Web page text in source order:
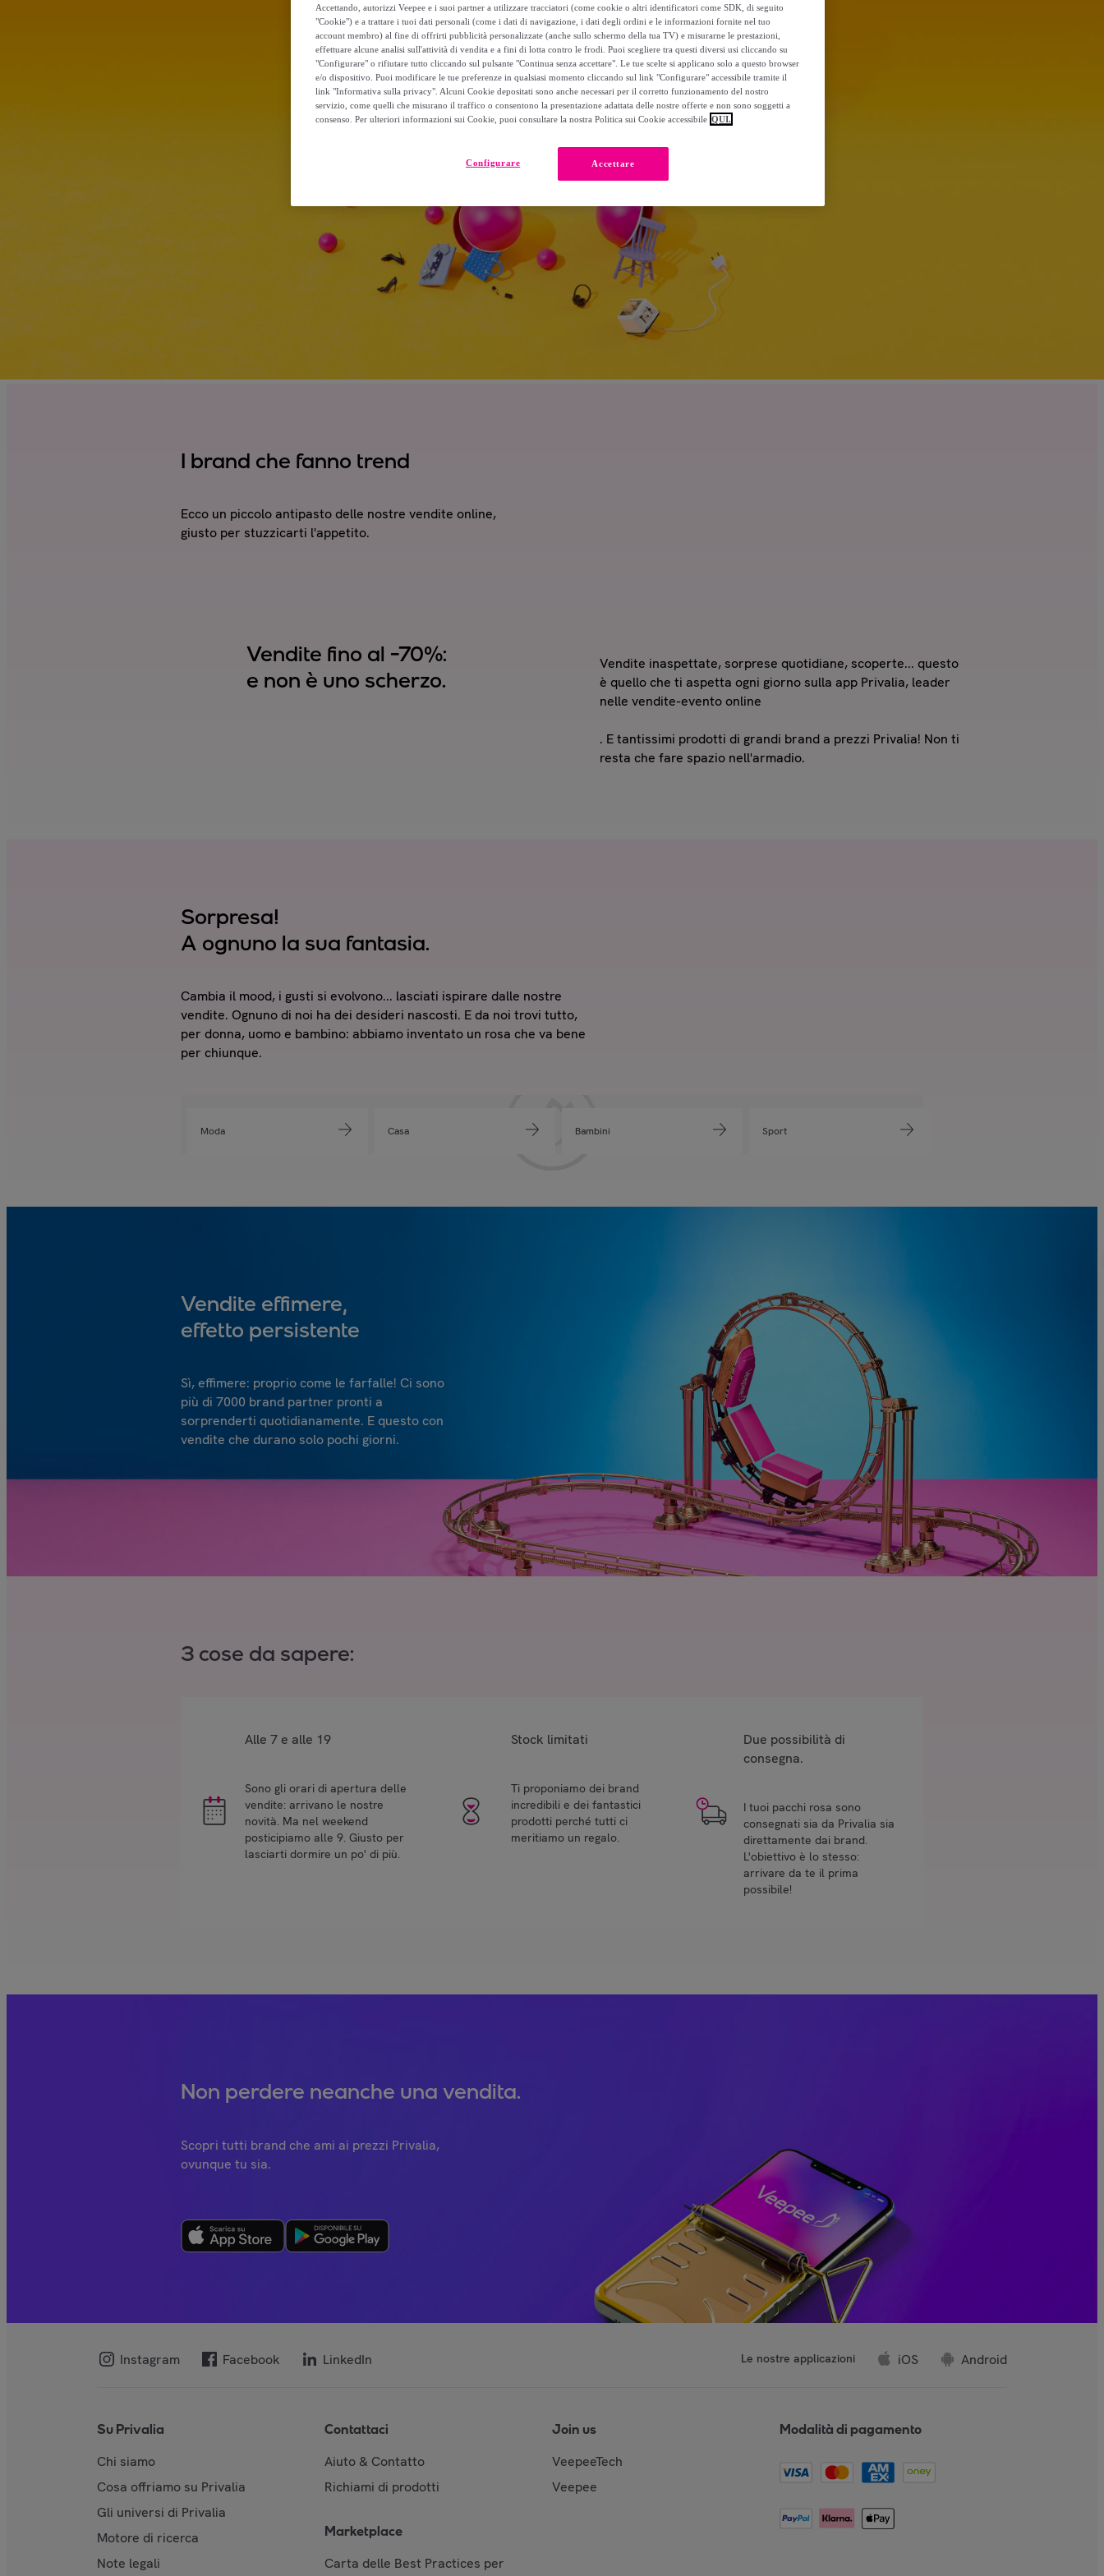
I brand che fanno trend
Ecco un piccolo antipasto delle nostre vendite online,
giusto per stuzzicarti l'appetito.
Vendite fino al -70%:
e non è uno scherzo.
Vendite inaspettate, sorprese quotidiane, scoperte... questo
è quello che ti aspetta ogni giorno sulla app Privalia, leader
nelle vendite-evento online
. E tantissimi prodotti di grandi brand a prezzi Privalia! Non ti
resta che fare spazio nell'armadio.
Sorpresa!
A ognuno la sua fantasia.
Cambia il mood, i gusti si evolvono... lasciati ispirare dalle nostre
vendite. Ognuno di noi ha dei desideri nascosti. E da noi trovi tutto,
per donna, uomo e bambino: abbiamo inventato un rosa che va bene
per chiunque.
Moda Casa Bambini Sport
Vendite effimere,
effetto persistente
Sì, effimere: proprio come le farfalle! Ci sono
più di 7000 brand partner pronti a
sorprenderti quotidianamente. E questo con
vendite che durano solo pochi giorni.
3 cose da sapere:
Alle 7 e alle 19
Sono gli orari di apertura delle
vendite: arrivano le nostre
novità. Ma nel weekend
posticipiamo alle 9. Giusto per
lasciarti dormire un po' di più.
Stock limitati
Ti proponiamo dei brand
incredibili e dei fantastici
prodotti perché tutti ci
meritiamo un regalo.
Due possibilità di
consegna.
I tuoi pacchi rosa sono
consegnati sia da Privalia sia
direttamente dai brand.
L'obiettivo è lo stesso:
arrivare da te il prima
possibile!
Non perdere neanche una vendita.
Scopri tutti brand che ami ai prezzi Privalia,
ovunque tu sia.
Instagram Facebook LinkedIn Le nostre applicazioni iOS Android
Su Privalia
Chi siamo
Cosa offriamo su Privalia
Gli universi di Privalia
Motore di ricerca
Note legali
Contattaci
Aiuto & Contatto
Richiami di prodotti
Marketplace
Carta delle Best Practices per
Join us
VeepeeTech
Veepee
Modalità di pagamento
Accettando, autorizzi Veepee e i suoi partner a utilizzare tracciatori (come cookie o altri identificatori come SDK, di seguito
"Cookie") e a trattare i tuoi dati personali (come i dati di navigazione, i dati degli ordini e le informazioni fornite nel tuo
account membro) al fine di offrirti pubblicità personalizzate (anche sullo schermo della tua TV) e misurarne le prestazioni,
effettuare alcune analisi sull'attività di vendita e a fini di lotta contro le frodi. Puoi scegliere tra questi diversi usi cliccando su
"Configurare" o rifiutare tutto cliccando sul pulsante "Continua senza accettare". Le tue scelte si applicano solo a questo browser
e/o dispositivo. Puoi modificare le tue preferenze in qualsiasi momento cliccando sul link "Configurare" accessibile tramite il
link "Informativa sulla privacy". Alcuni Cookie depositati sono anche necessari per il corretto funzionamento del nostro
servizio, come quelli che misurano il traffico o consentono la presentazione adattata delle nostre offerte e non sono soggetti a
consenso. Per ulteriori informazioni sui Cookie, puoi consultare la nostra Politica sui Cookie accessibile QUI.
Accettare
Configurare